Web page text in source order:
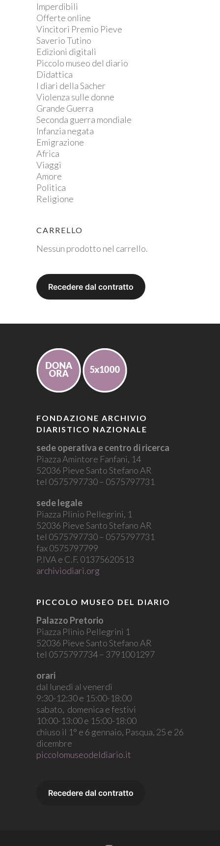
Imperdibili
Offerte online
Vincitori Premio Pieve
Saverio Tutino
Edizioni digitali
Piccolo museo del diario
Didattica
I diari della Sacher
Violenza sulle donne
Grande Guerra
Seconda guerra mondiale
Infanzia negata
Emigrazione
Africa
Viaggi
Amore
Politica
Religione
CARRELLO
Nessun prodotto nel carrello.
FONDAZIONE ARCHIVIO
DIARISTICO NAZIONALE
sede operativa e centro di ricerca
Piazza Amintore Fanfani, 14
52036 Pieve Santo Stefano AR
tel 0575797730 – 0575797731
sede legale
Piazza Plinio Pellegrini, 1
52036 Pieve Santo Stefano AR
tel 0575797730 – 0575797731
fax 0575797799
P.IVA e C.F. 01375620513
archiviodiari.org
PICCOLO MUSEO DEL DIARIO
Palazzo Pretorio
Piazza Plinio Pellegrini 1
52036 Pieve Santo Stefano AR
tel 0575797734 – 3791001297
orari
dal lunedì al venerdì
9:30-12:30 e 15:00-18:00
sabato, domenica e festivi
10:00-13:00 e 15:00-18:00
chiuso il 1° e 6 gennaio, Pasqua, 25 e 26
dicembre
piccolomuseodeldiario.it